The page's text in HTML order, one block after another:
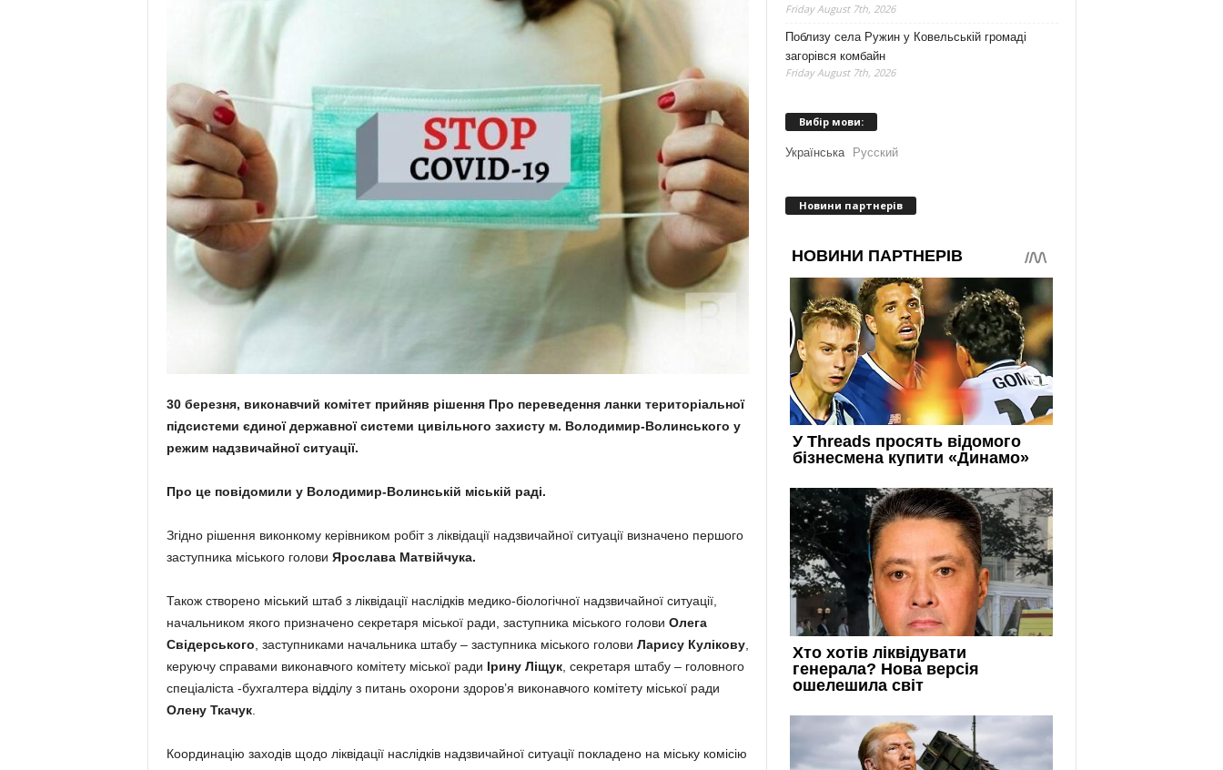
30 березня, виконавчий комітет прийняв рішення Про переведення ланки територіальної
підсистеми єдиної державної системи цивільного захисту м. Володимир-Волинського у
режим надзвичайної ситуації.
Про це повідомили у Володимир-Волинській міській раді.
Згідно рішення виконкому керівником робіт з ліквідації надзвичайної ситуації визначено першого
заступника міського голови Ярослава Матвійчука.
Також створено міський штаб з ліквідації наслідків медико-біологічної надзвичайної ситуації,
начальником якого призначено секретаря міської ради, заступника міського голови Олега
Свідерського , заступниками начальника штабу – заступника міського голови Ларису Кулікову,
керуючу справами виконавчого комітету міської ради Ірину Ліщук, секретаря штабу – головного
спеціаліста -бухгалтера відділу з питань охорони здоров’я виконавчого комітету міської ради
Олену Ткачук.
Координацію заходів щодо ліквідації наслідків надзвичайної ситуації покладено на міську комісію
Friday August 7th, 2026
Поблизу села Ружин у Ковельській громаді
загорівся комбайн
Friday August 7th, 2026
Вибір мови:
Українська Русский
Новини партнерів